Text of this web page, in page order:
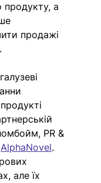
продукту, а
продажі
PR &
AlphaNovel.
але їх